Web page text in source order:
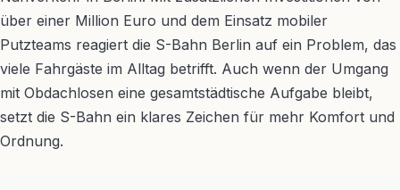
über einer Million Euro und dem Einsatz mobiler
Putzteams reagiert die S-Bahn Berlin auf ein Problem, das
viele Fahrgäste im Alltag betrifft. Auch wenn der Umgang
mit Obdachlosen eine gesamtstädtische Aufgabe bleibt,
setzt die S-Bahn ein klares Zeichen für mehr Komfort und
Ordnung.